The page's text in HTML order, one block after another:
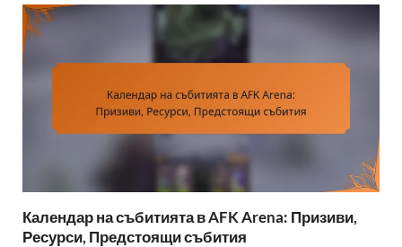
Календар на събитията в AFK Arena: Призиви,
Ресурси, Предстоящи събития